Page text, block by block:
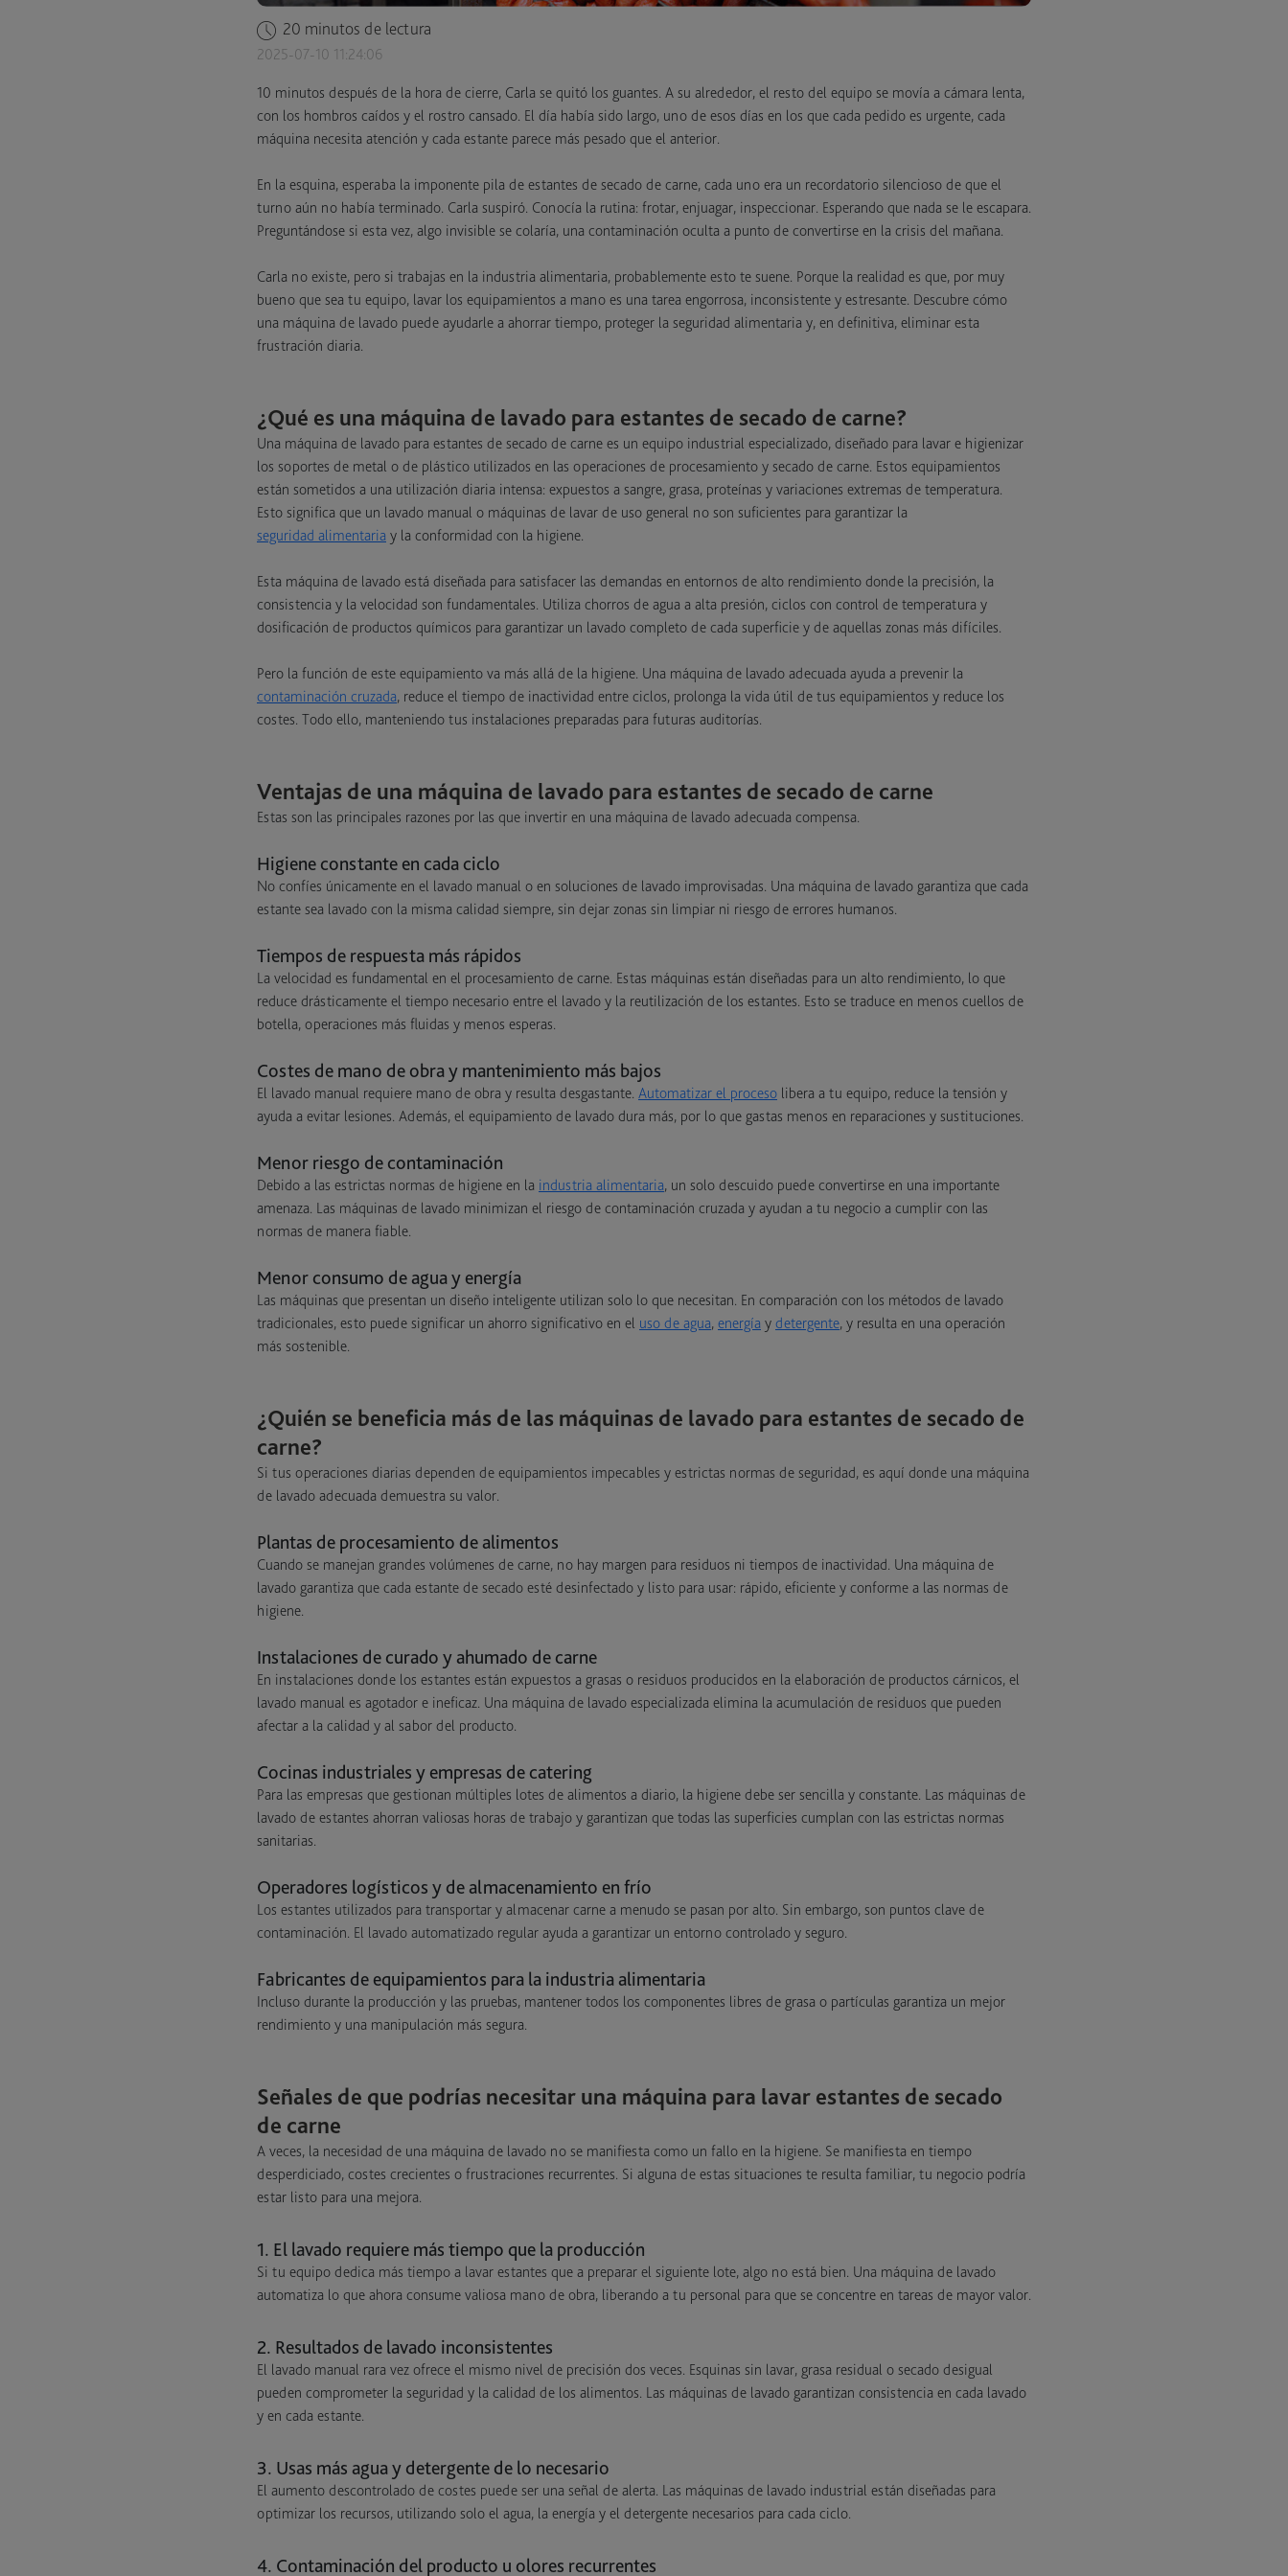
20 minutos de lectura
2025-07-10 11:24:06
10 minutos después de la hora de cierre, Carla se quitó los guantes. A su alrededor, el resto del equipo se movía a cámara lenta,
con los hombros caídos y el rostro cansado. El día había sido largo, uno de esos días en los que cada pedido es urgente, cada
máquina necesita atención y cada estante parece más pesado que el anterior.
En la esquina, esperaba la imponente pila de estantes de secado de carne, cada uno era un recordatorio silencioso de que el
turno aún no había terminado. Carla suspiró. Conocía la rutina: frotar, enjuagar, inspeccionar. Esperando que nada se le escapara.
Preguntándose si esta vez, algo invisible se colaría, una contaminación oculta a punto de convertirse en la crisis del mañana.
Carla no existe, pero si trabajas en la industria alimentaria, probablemente esto te suene. Porque la realidad es que, por muy
bueno que sea tu equipo, lavar los equipamientos a mano es una tarea engorrosa, inconsistente y estresante. Descubre cómo
una máquina de lavado puede ayudarle a ahorrar tiempo, proteger la seguridad alimentaria y, en definitiva, eliminar esta
frustración diaria.
¿Qué es una máquina de lavado para estantes de secado de carne?
Una máquina de lavado para estantes de secado de carne es un equipo industrial especializado, diseñado para lavar e higienizar
los soportes de metal o de plástico utilizados en las operaciones de procesamiento y secado de carne. Estos equipamientos
están sometidos a una utilización diaria intensa: expuestos a sangre, grasa, proteínas y variaciones extremas de temperatura.
Esto significa que un lavado manual o máquinas de lavar de uso general no son suficientes para garantizar la
seguridad alimentaria y la conformidad con la higiene.
Esta máquina de lavado está diseñada para satisfacer las demandas en entornos de alto rendimiento donde la precisión, la
consistencia y la velocidad son fundamentales. Utiliza chorros de agua a alta presión, ciclos con control de temperatura y
dosificación de productos químicos para garantizar un lavado completo de cada superficie y de aquellas zonas más difíciles.
Pero la función de este equipamiento va más allá de la higiene. Una máquina de lavado adecuada ayuda a prevenir la
contaminación cruzada, reduce el tiempo de inactividad entre ciclos, prolonga la vida útil de tus equipamientos y reduce los
costes. Todo ello, manteniendo tus instalaciones preparadas para futuras auditorías.
Ventajas de una máquina de lavado para estantes de secado de carne
Estas son las principales razones por las que invertir en una máquina de lavado adecuada compensa.
Higiene constante en cada ciclo
No confíes únicamente en el lavado manual o en soluciones de lavado improvisadas. Una máquina de lavado garantiza que cada
estante sea lavado con la misma calidad siempre, sin dejar zonas sin limpiar ni riesgo de errores humanos.
Tiempos de respuesta más rápidos
La velocidad es fundamental en el procesamiento de carne. Estas máquinas están diseñadas para un alto rendimiento, lo que
reduce drásticamente el tiempo necesario entre el lavado y la reutilización de los estantes. Esto se traduce en menos cuellos de
botella, operaciones más fluidas y menos esperas.
Costes de mano de obra y mantenimiento más bajos
El lavado manual requiere mano de obra y resulta desgastante. Automatizar el proceso libera a tu equipo, reduce la tensión y
ayuda a evitar lesiones. Además, el equipamiento de lavado dura más, por lo que gastas menos en reparaciones y sustituciones.
Menor riesgo de contaminación
Debido a las estrictas normas de higiene en la industria alimentaria, un solo descuido puede convertirse en una importante
amenaza. Las máquinas de lavado minimizan el riesgo de contaminación cruzada y ayudan a tu negocio a cumplir con las
normas de manera fiable.
Menor consumo de agua y energía
Las máquinas que presentan un diseño inteligente utilizan solo lo que necesitan. En comparación con los métodos de lavado
tradicionales, esto puede significar un ahorro significativo en el uso de agua, energía y detergente, y resulta en una operación
más sostenible.
¿Quién se beneficia más de las máquinas de lavado para estantes de secado de
carne?
Si tus operaciones diarias dependen de equipamientos impecables y estrictas normas de seguridad, es aquí donde una máquina
de lavado adecuada demuestra su valor.
Plantas de procesamiento de alimentos
Cuando se manejan grandes volúmenes de carne, no hay margen para residuos ni tiempos de inactividad. Una máquina de
lavado garantiza que cada estante de secado esté desinfectado y listo para usar: rápido, eficiente y conforme a las normas de
higiene.
Instalaciones de curado y ahumado de carne
En instalaciones donde los estantes están expuestos a grasas o residuos producidos en la elaboración de productos cárnicos, el
lavado manual es agotador e ineficaz. Una máquina de lavado especializada elimina la acumulación de residuos que pueden
afectar a la calidad y al sabor del producto.
Cocinas industriales y empresas de catering
Para las empresas que gestionan múltiples lotes de alimentos a diario, la higiene debe ser sencilla y constante. Las máquinas de
lavado de estantes ahorran valiosas horas de trabajo y garantizan que todas las superficies cumplan con las estrictas normas
sanitarias.
Operadores logísticos y de almacenamiento en frío
Los estantes utilizados para transportar y almacenar carne a menudo se pasan por alto. Sin embargo, son puntos clave de
contaminación. El lavado automatizado regular ayuda a garantizar un entorno controlado y seguro.
Fabricantes de equipamientos para la industria alimentaria
Incluso durante la producción y las pruebas, mantener todos los componentes libres de grasa o partículas garantiza un mejor
rendimiento y una manipulación más segura.
Señales de que podrías necesitar una máquina para lavar estantes de secado
de carne
A veces, la necesidad de una máquina de lavado no se manifiesta como un fallo en la higiene. Se manifiesta en tiempo
desperdiciado, costes crecientes o frustraciones recurrentes. Si alguna de estas situaciones te resulta familiar, tu negocio podría
estar listo para una mejora.
1. El lavado requiere más tiempo que la producción
Si tu equipo dedica más tiempo a lavar estantes que a preparar el siguiente lote, algo no está bien. Una máquina de lavado
automatiza lo que ahora consume valiosa mano de obra, liberando a tu personal para que se concentre en tareas de mayor valor.
2. Resultados de lavado inconsistentes
El lavado manual rara vez ofrece el mismo nivel de precisión dos veces. Esquinas sin lavar, grasa residual o secado desigual
pueden comprometer la seguridad y la calidad de los alimentos. Las máquinas de lavado garantizan consistencia en cada lavado
y en cada estante.
3. Usas más agua y detergente de lo necesario
El aumento descontrolado de costes puede ser una señal de alerta. Las máquinas de lavado industrial están diseñadas para
optimizar los recursos, utilizando solo el agua, la energía y el detergente necesarios para cada ciclo.
4. Contaminación del producto u olores recurrentes